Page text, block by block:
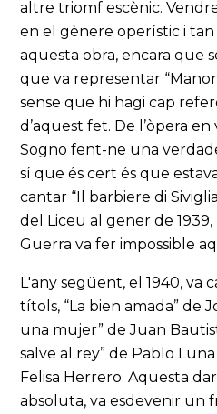
altre triomf escènic.
en el gènere operístic i tan
aquesta obra, encara que
que va representar
sense que hi hagi cap
d’aquest fet. De l’òpera en
Sogno fent-ne una
sí que és cert és que
cantar “Il barbiere di
del Liceu al gener de
Guerra va fer impossible
L'any següent, el 1940, va
títols, “La bien amada” de
una mujer” de Juan
salve al rey” de Pablo
Felisa Herrero. Aquesta
absoluta, va esdevenir un